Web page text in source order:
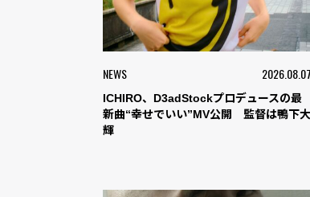
NEWS 2026.08.07
ICHIRO、D3adStockプロデュースの最
新曲“幸せでいい”MV公開 監督は鴨下大
輝